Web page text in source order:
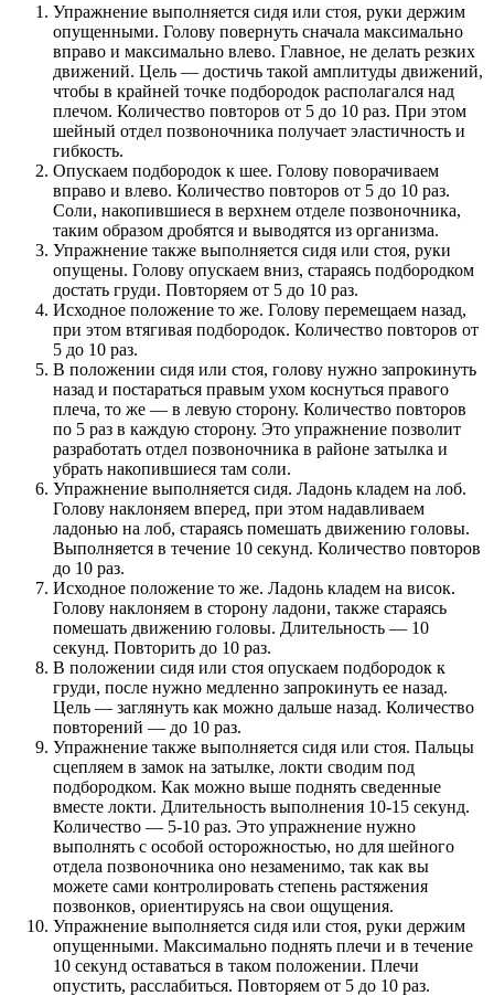
Упражнение выполняется сидя или стоя, руки держим
опущенными. Голову повернуть сначала максимально
вправо и максимально влево. Главное, не делать резких
движений. Цель — достичь такой амплитуды движений,
чтобы в крайней точке подбородок располагался над
плечом. Количество повторов от 5 до 10 раз. При этом
шейный отдел позвоночника получает эластичность и
гибкость.
Опускаем подбородок к шее. Голову поворачиваем
вправо и влево. Количество повторов от 5 до 10 раз.
Соли, накопившиеся в верхнем отделе позвоночника,
таким образом дробятся и выводятся из организма.
Упражнение также выполняется сидя или стоя, руки
опущены. Голову опускаем вниз, стараясь подбородком
достать груди. Повторяем от 5 до 10 раз.
Исходное положение то же. Голову перемещаем назад,
при этом втягивая подбородок. Количество повторов от
5 до 10 раз.
В положении сидя или стоя, голову нужно запрокинуть
назад и постараться правым ухом коснуться правого
плеча, то же — в левую сторону. Количество повторов
по 5 раз в каждую сторону. Это упражнение позволит
разработать отдел позвоночника в районе затылка и
убрать накопившиеся там соли.
Упражнение выполняется сидя. Ладонь кладем на лоб.
Голову наклоняем вперед, при этом надавливаем
ладонью на лоб, стараясь помешать движению головы.
Выполняется в течение 10 секунд. Количество повторов
до 10 раз.
Исходное положение то же. Ладонь кладем на висок.
Голову наклоняем в сторону ладони, также стараясь
помешать движению головы. Длительность — 10
секунд. Повторить до 10 раз.
В положении сидя или стоя опускаем подбородок к
груди, после нужно медленно запрокинуть ее назад.
Цель — заглянуть как можно дальше назад. Количество
повторений — до 10 раз.
Упражнение также выполняется сидя или стоя. Пальцы
сцепляем в замок на затылке, локти сводим под
подбородком. Как можно выше поднять сведенные
вместе локти. Длительность выполнения 10-15 секунд.
Количество — 5-10 раз. Это упражнение нужно
выполнять с особой осторожностью, но для шейного
отдела позвоночника оно незаменимо, так как вы
можете сами контролировать степень растяжения
позвонков, ориентируясь на свои ощущения.
Упражнение выполняется сидя или стоя, руки держим
опущенными. Максимально поднять плечи и в течение
10 секунд оставаться в таком положении. Плечи
опустить, расслабиться. Повторяем от 5 до 10 раз.